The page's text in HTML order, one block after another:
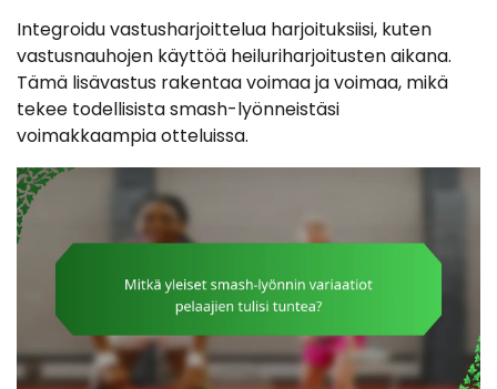
Integroidu vastusharjoittelua harjoituksiisi, kuten
vastusnauhojen käyttöä heiluriharjoitusten aikana.
Tämä lisävastus rakentaa voimaa ja voimaa, mikä
tekee todellisista smash-lyönneistäsi
voimakkaampia otteluissa.